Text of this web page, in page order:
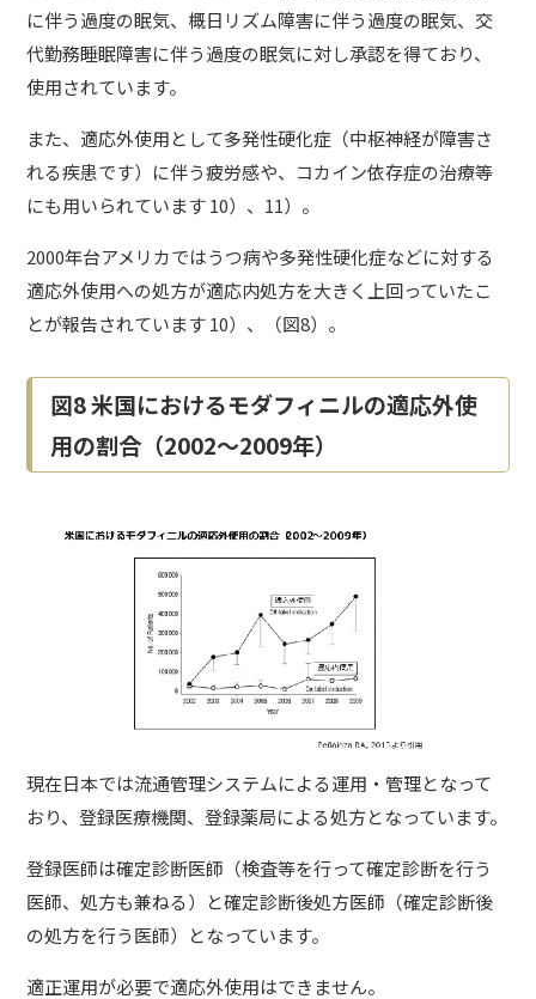
に伴う過度の眠気、概日リズム障害に伴う過度の眠気、交
代勤務睡眠障害に伴う過度の眠気に対し承認を得ており、
使用されています。
また、適応外使用として多発性硬化症（中枢神経が障害さ
れる疾患です）に伴う疲労感や、コカイン依存症の治療等
にも用いられています 10）、11）。
2000年台アメリカではうつ病や多発性硬化症などに対する
適応外使用への処方が適応内処方を大きく上回っていたこ
とが報告されています 10）、（図8）。
図8 米国におけるモダフィニルの適応外使
用の割合（2002～2009年）
現在日本では流通管理システムによる運用・管理となって
おり、登録医療機関、登録薬局による処方となっています。
登録医師は確定診断医師（検査等を行って確定診断を行う
医師、処方も兼ねる）と確定診断後処方医師（確定診断後
の処方を行う医師）となっています。
適正運用が必要で適応外使用はできません。